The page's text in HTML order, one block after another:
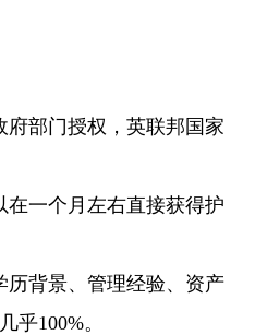
府部门授权，英联邦国家
在一个月左右直接获得护
历背景、管理经验、资产
乎100%。